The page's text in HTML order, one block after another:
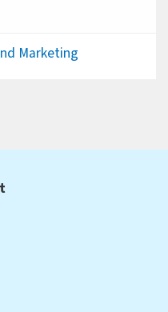
Marketing